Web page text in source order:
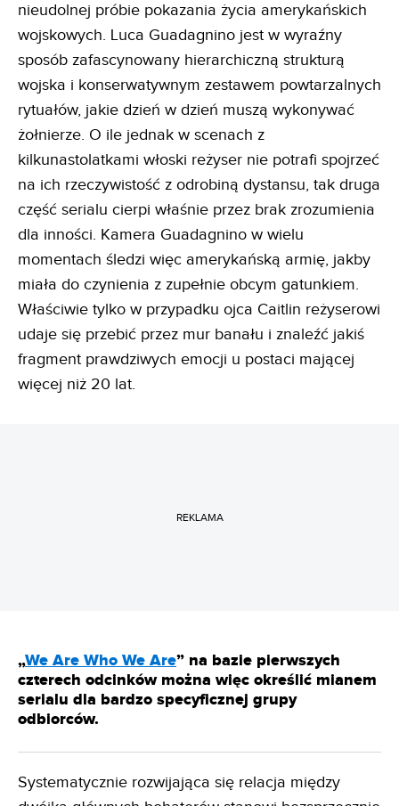
nieudolnej próbie pokazania życia amerykańskich
wojskowych. Luca Guadagnino jest w wyraźny
sposób zafascynowany hierarchiczną strukturą
wojska i konserwatywnym zestawem powtarzalnych
rytuałów, jakie dzień w dzień muszą wykonywać
żołnierze. O ile jednak w scenach z
kilkunastolatkami włoski reżyser nie potrafi spojrzeć
na ich rzeczywistość z odrobiną dystansu, tak druga
część serialu cierpi właśnie przez brak zrozumienia
dla inności. Kamera Guadagnino w wielu
momentach śledzi więc amerykańską armię, jakby
miała do czynienia z zupełnie obcym gatunkiem.
Właściwie tylko w przypadku ojca Caitlin reżyserowi
udaje się przebić przez mur banału i znaleźć jakiś
fragment prawdziwych emocji u postaci mającej
więcej niż 20 lat.
REKLAMA
„We Are Who We Are” na bazie pierwszych
czterech odcinków można więc określić mianem
serialu dla bardzo specyficznej grupy
odbiorców.
Systematycznie rozwijająca się relacja między